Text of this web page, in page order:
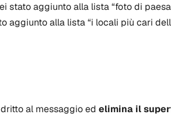
stato aggiunto alla lista “foto di
aggiunto alla lista “i locali più cari
al messaggio ed elimina il